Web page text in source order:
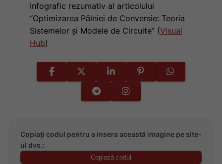
Infografic rezumativ al articolului
“Optimizarea Pâlniei de Conversie: Teoria
Sistemelor și Modele de Circuite” (Visual
Hub)
Copiați codul pentru a insera această imagine pe site-
ul dvs.:
Copiază codul